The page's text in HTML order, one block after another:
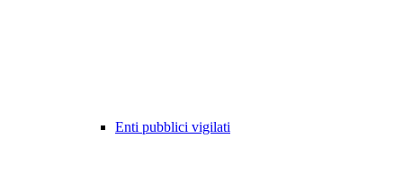
Enti pubblici vigilati